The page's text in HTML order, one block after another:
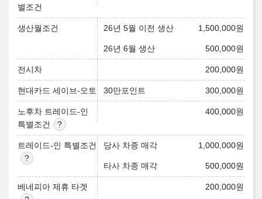
별조건
생산월조건 26년 5월 이전 생산 1,500,000원
26년 6월 생산 500,000원
전시차 200,000원
현대카드 세이브-오토 30만포인트 300,000원
노후차 트레이드-인
특별조건
400,000원
트레이드-인 특별조건 당사 차종 매각 1,000,000원
타사 차종 매각 500,000원
베네피아 제휴 타겟 200,000원